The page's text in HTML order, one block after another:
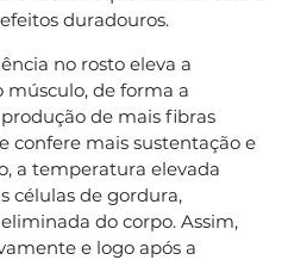
duradouros.
no rosto eleva a
de forma a
de mais fibras
confere mais sustentação e
a temperatura elevada
células de gordura,
do corpo. Assim,
e logo após a